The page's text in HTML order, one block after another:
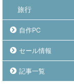
旅行
自作PC
セール情報
記事一覧